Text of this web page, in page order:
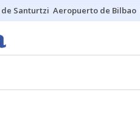
Santurtzi Aeropuerto de Bilbao